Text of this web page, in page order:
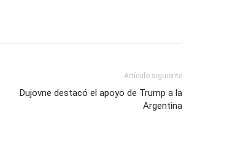
Artículo siguiente
Dujovne destacó el apoyo de Trump a la
Argentina